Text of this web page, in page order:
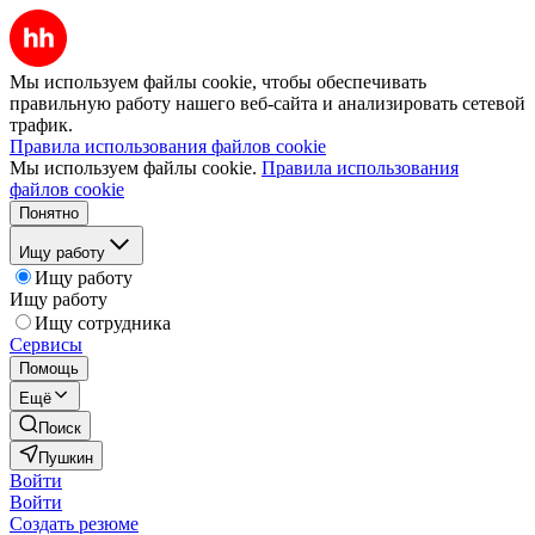
Мы используем файлы cookie, чтобы обеспечивать
правильную работу нашего веб-сайта и анализировать сетевой
трафик.
Правила использования файлов cookie
Мы используем файлы cookie. Правила использования
файлов cookie
Понятно
Ищу работу
Ищу работу
Ищу работу
Ищу сотрудника
Сервисы
Помощь
Ещё
Поиск
Пушкин
Войти
Войти
Создать резюме